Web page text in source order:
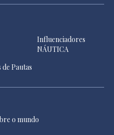
Influenciadores
NÁUTICA
de Pautas
o mundo